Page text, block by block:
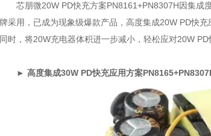
芯朋微20W PD快充方案PN8161+PN8307H因集成
牌采用，已成为现象级爆款产品，高度集成20W PD快
同时，将20W充电器体积进一步减小，轻松应对20W PD
► 高度集成30W PD快充应用方案